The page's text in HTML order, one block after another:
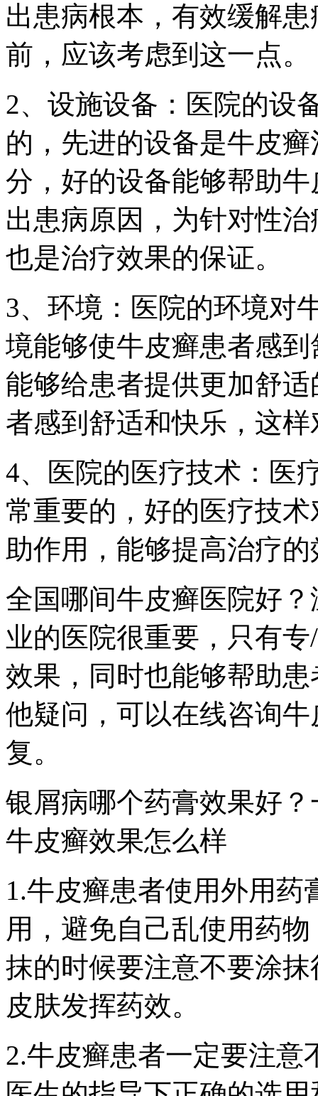
出患病根本，有效缓解
前，应该考虑到这一点。
2、设施设备：医院的设
的，先进的设备是牛皮
分，好的设备能够帮助
出患病原因，为针对性
也是治疗效果的保证。
3、环境：医院的环境对
境能够使牛皮癣患者感
能够给患者提供更加舒
者感到舒适和快乐，这
4、医院的医疗技术：医
常重要的，好的医疗技
助作用，能够提高治疗的
全国哪间牛皮癣医院好
业的医院很重要，只有
效果，同时也能够帮助
他疑问，可以在线咨询
复。
银屑病哪个药膏效果好
牛皮癣效果怎么样
1.牛皮癣患者使用外用
用，避免自己乱使用药
抹的时候要注意不要涂
皮肤发挥药效。
2.牛皮癣患者一定要注